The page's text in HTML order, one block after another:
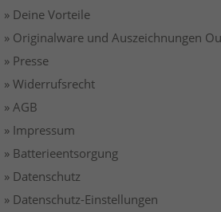
» Deine Vorteile
» Originalware und Auszeichnungen
» Presse
» Widerrufsrecht
» AGB
» Impressum
» Batterieentsorgung
» Datenschutz
» Datenschutz-Einstellungen